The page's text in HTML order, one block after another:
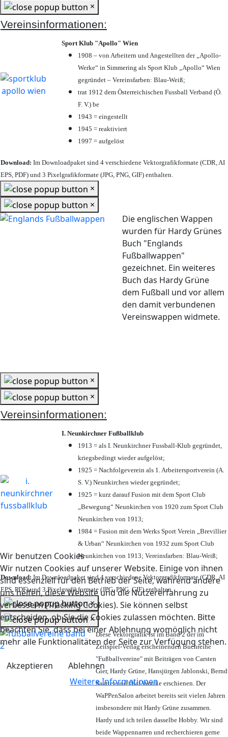
Wir benutzen Cookies
Wir nutzen Cookies auf unserer Website. Einige von ihnen
sind essenziell für den Betrieb der Seite, während andere
uns helfen, diese Website und die Nutzererfahrung zu
verbessern (Tracking Cookies). Sie können selbst
entscheiden, ob Sie die Cookies zulassen möchten. Bitte
beachten Sie, dass bei einer Ablehnung womöglich nicht
mehr alle Funktionalitäten der Seite zur Verfügung stehen.
Akzeptieren
Ablehnen
Weitere Informationen
×
Vereinsinformationen:
Sport Klub "Apollo" Wien
1908 – von Arbeitern und Angestellten der „Apollo-
Werke“ in Simmering als Sport Klub „Apollo“ Wien
gegründet – Vereinsfarben: Blau-Weiß;
trat 1912 dem Österreichischen Fussball Verband (Ö.
F. V.) be
1943 = eingestellt
1945 = reaktiviert
1997 = aufgelöst
Download: Im Downloadpaket sind 4 verschiedene Vektorgrafikformate (CDR, AI
EPS, PDF) und 3 Pixelgrafikformate (JPG, PNG, GIF) enthalten.
×
×
Die englischen Wappen
wurden für Hardy Grünes
Buch "Englands
Fußballwappen"
gezeichnet. Ein weiteres
Buch das Hardy Grüne
dem Fußball und vor allem
den damit verbundenen
Vereinswappen widmete.
×
×
Vereinsinformationen:
I. Neunkirchner Fußballklub
1913 = als I. Neunkirchner Fussball-Klub gegründet,
kriegsbedingt wieder aufgelöst;
1925 = Nachfolgeverein als 1. Arbeitersportverein (A.
S. V.) Neunkirchen wieder gegründet;
1925 = kurz darauf Fusion mit dem Sport Club
„Bewegung“ Neunkirchen von 1920 zum Sport Club
Neunkirchen von 1913;
1984 = Fusion mit dem Werks Sport Verein „Brevillier
& Urban“ Neunkirchen von 1932 zum Sport Club
Neunkirchen von 1913; Vereinsfarben: Blau-Weiß;
Download: Im Downloadpaket sind 4 verschiedene Vektorgrafikformate (CDR, AI
EPS, PDF) und 3 Pixelgrafikformate (JPG, PNG, GIF) enthalten.
×
×
Diese Vektorgrafik ist im Band 2 der im
Zeitspiel-Verlag erscheinenden Buchreihe
"Fußballvereine" mit Beiträgen von Carsten
Gier, Hardy Grüne, Hansjürgen Jablonski, Bernd
Sautter und Olaf Wuttke erschienen. Der
WaPPenSalon arbeitet bereits seit vielen Jahren
insbesondere mit Hardy Grüne zusammen.
Hardy und ich teilen dasselbe Hobby. Wir sind
beide Wappennarren und recherchieren gerne